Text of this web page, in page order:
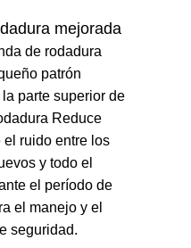
mejorada
de rodadura
patrón
parte superior de
Reduce
el ruido entre los
y todo el
el período de
el manejo y el
seguridad.